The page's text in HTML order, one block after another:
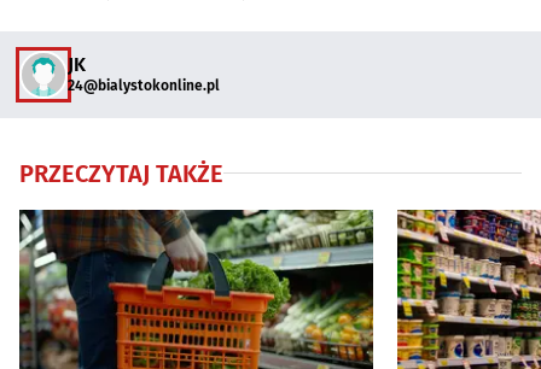
JK
24@bialystokonline.pl
PRZECZYTAJ TAKŻE